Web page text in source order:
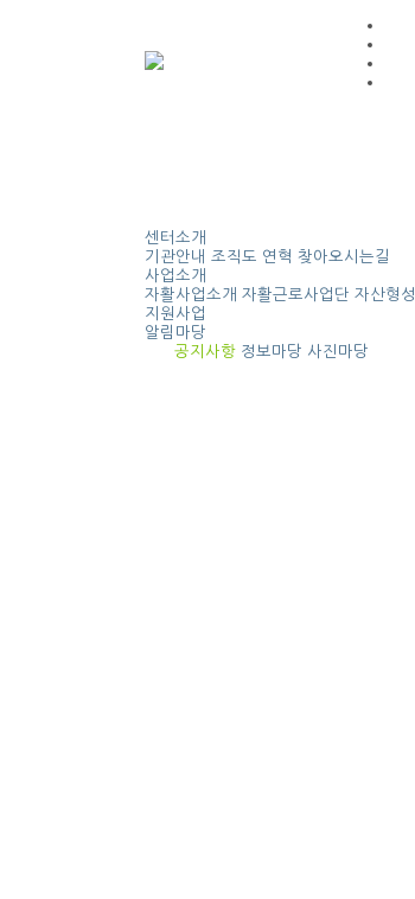
센터소개
기관안내 조직도 연혁 찾아오시는길
사업소개
자활사업소개 자활근로사업단 자산형성
지원사업
알림마당
공지사항 정보마당 사진마당